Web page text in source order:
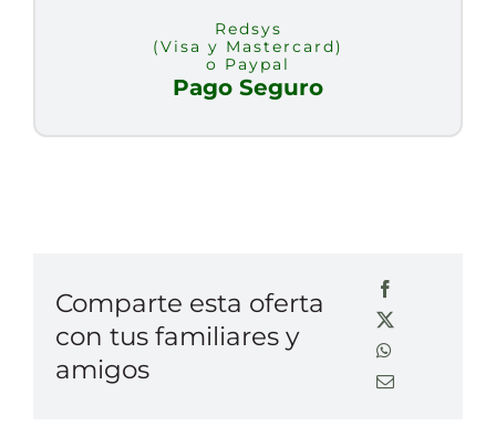
Redsys
(Visa y Mastercard)
o Paypal
Pago Seguro
Comparte esta oferta
con tus familiares y
amigos